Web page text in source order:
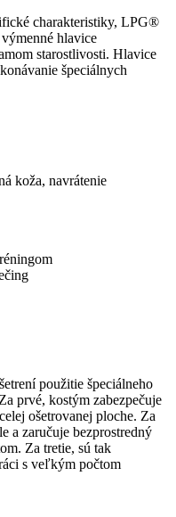
charakteristiky, LPG®
hlavice
starostlivosti. Hlavice
špeciálnych
koža, navrátenie
použitie špeciálneho
prvé, kostým zabezpečuje
ošetrovanej ploche. Za
a zaručuje bezprostredný
Za tretie, sú tak
s veľkým počtom